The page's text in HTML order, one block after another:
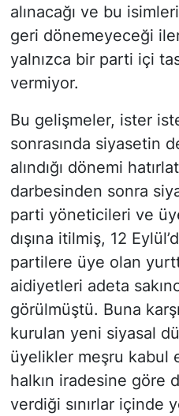
alınacağı ve bu
geri dönemeyeceği
yalnızca bir parti içi
vermiyor.
Bu gelişmeler, ister
sonrasında siyasetin
alındığı dönemi
darbesinden sonra
parti yöneticileri ve
dışına itilmiş, 12
partilere üye olan
aidiyetleri adeta
görülmüştü. Buna
kurulan yeni siyasal
üyelikler meşru kabul
halkın iradesine göre
verdiği sınırlar içinde